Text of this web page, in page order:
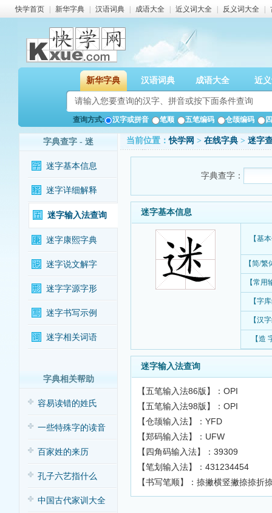
快学首页 新华字典 汉语词典 成语大全 近义词大全 反义词大全
新华字典 汉语词典 成语大全 近
查询方式: 汉字或拼音 笔顺 五笔编码 仓颉编码
字典查字 - 迷
迷字基本信息
迷字详细解释
迷字输入法查询
迷字康熙字典
迷字说文解字
迷字字源字形
迷字书写示例
迷字相关词语
字典相关帮助
容易读错的姓氏
一些特殊字的读音
百家姓的来历
孔子六艺指什么
中国古代家训大全
当前位置：快学网 > 在线字典 > 迷字
字典查字：
迷字基本信息
【基
【简/
【常用
【字
【汉
【造
迷字输入法查询
【五笔输入法86版】：OPI
【五笔输入法98版】：OPI
【仓颉输入法】：YFD
【郑码输入法】：UFW
【四角码输入法】：39309
【笔划输入法】：431234454
【书写笔顺】：捺撇横竖撇捺捺折